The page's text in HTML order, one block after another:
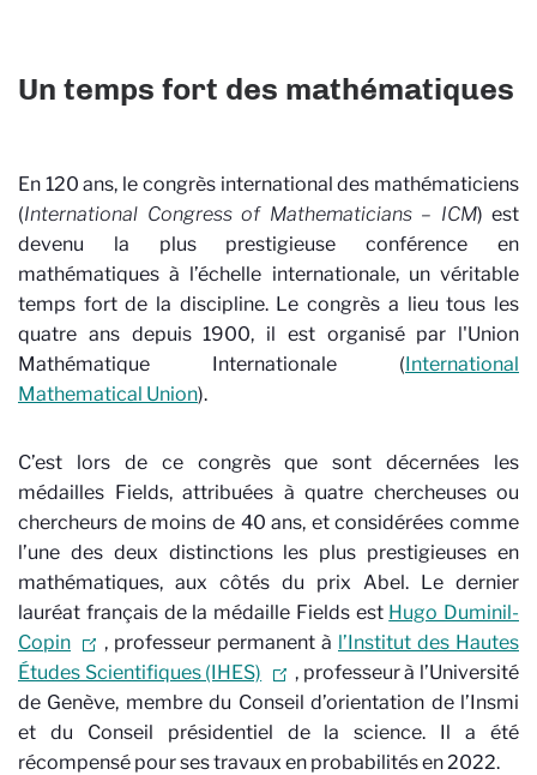
Un temps fort des mathématiques
En 120 ans, le congrès international des mathématiciens
(International Congress of Mathematicians – ICM) est
devenu la plus prestigieuse conférence en
mathématiques à l’échelle internationale, un véritable
temps fort de la discipline. Le congrès a lieu tous les
quatre ans depuis 1900, il est organisé par l'Union
Mathématique Internationale (International
Mathematical Union).
C’est lors de ce congrès que sont décernées les
médailles Fields, attribuées à quatre chercheuses ou
chercheurs de moins de 40 ans, et considérées comme
l’une des deux distinctions les plus prestigieuses en
mathématiques, aux côtés du prix Abel. Le dernier
lauréat français de la médaille Fields est Hugo Duminil-
Copin
, professeur permanent à l’Institut des Hautes
Études Scientifiques (IHES)
, professeur à l’Université
de Genève, membre du Conseil d’orientation de l’Insmi
et du Conseil présidentiel de la science. Il a été
récompensé pour ses travaux en probabilités en 2022.